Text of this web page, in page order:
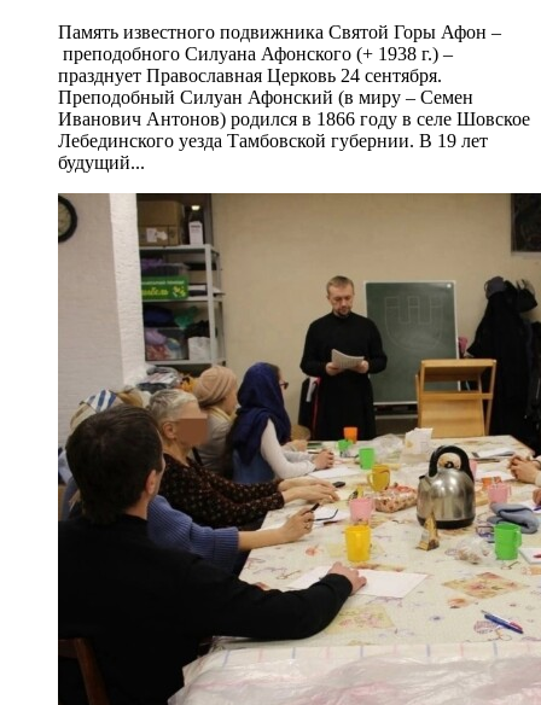
Память известного подвижника Святой Горы Афон –
преподобного Силуана Афонского (+ 1938 г.) –
празднует Православная Церковь 24 сентября.
Преподобный Силуан Афонский (в миру – Семен
Иванович Антонов) родился в 1866 году в селе Шовское
Лебединского уезда Тамбовской губернии. В 19 лет
будущий...